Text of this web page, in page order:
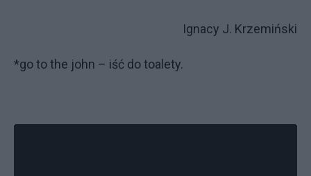
Ignacy J. Krzemiński
*go to the john – iść do toalety.